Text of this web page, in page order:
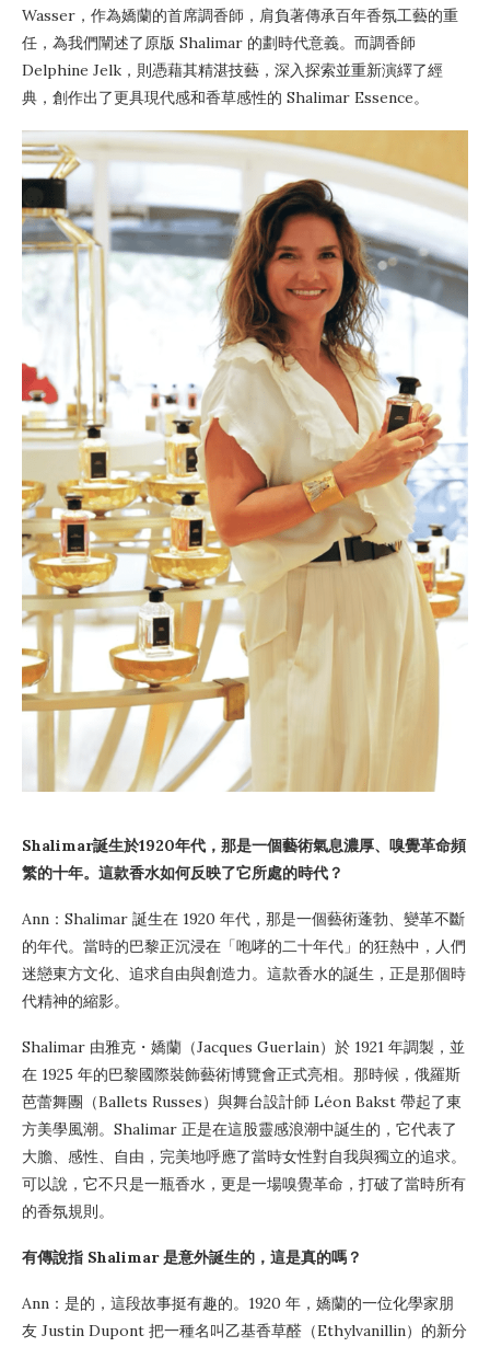
Wasser，作為嬌蘭的首席調香師，肩負著傳承百年香氛工藝的重
任，為我們闡述了原版 Shalimar 的劃時代意義。而調香師
Delphine Jelk，則憑藉其精湛技藝，深入探索並重新演繹了經
典，創作出了更具現代感和香草感性的 Shalimar Essence。
Shalimar誕生於1920年代，那是一個藝術氣息濃厚、嗅覺革命頻
繁的十年。這款香水如何反映了它所處的時代？
Ann：Shalimar 誕生在 1920 年代，那是一個藝術蓬勃、變革不斷
的年代。當時的巴黎正沉浸在「咆哮的二十年代」的狂熱中，人們
迷戀東方文化、追求自由與創造力。這款香水的誕生，正是那個時
代精神的縮影。
Shalimar 由雅克・嬌蘭（Jacques Guerlain）於 1921 年調製，並
在 1925 年的巴黎國際裝飾藝術博覽會正式亮相。那時候，俄羅斯
芭蕾舞團（Ballets Russes）與舞台設計師 Léon Bakst 帶起了東
方美學風潮。Shalimar 正是在這股靈感浪潮中誕生的，它代表了
大膽、感性、自由，完美地呼應了當時女性對自我與獨立的追求。
可以說，它不只是一瓶香水，更是一場嗅覺革命，打破了當時所有
的香氛規則。
有傳說指 Shalimar 是意外誕生的，這是真的嗎？
Ann：是的，這段故事挺有趣的。1920 年，嬌蘭的一位化學家朋
友 Justin Dupont 把一種名叫乙基香草醛（Ethylvanillin）的新分